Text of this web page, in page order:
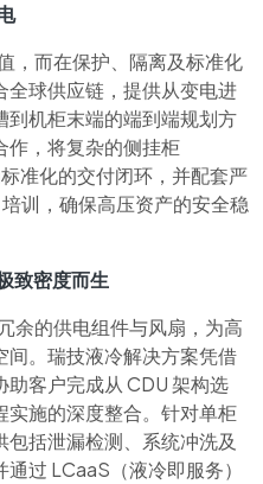
，而在保护、隔离及标准化
全球供应链，提供从变电进
到机柜末端的端到端规划方
作，将复杂的侧挂柜
准化的交付闭环，并配套严
训，确保高压资产的安全稳
致密度而生
余的供电组件与风扇，为高
间。瑞技液冷解决方案凭借
客户完成从 CDU 架构选
实施的深度整合。针对单柜
括泄漏检测、系统冲洗及
过 LCaaS（液冷即服务）